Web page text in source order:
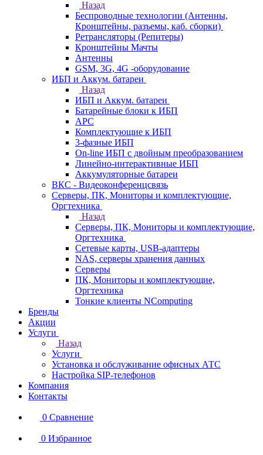
Назад
Беспроводные технологии (Антенны,
Кронштейны, разъемы, каб. сборки)
Ретрансляторы (Репитеры)
Кронштейны Мачты
Антенны
GSM, 3G, 4G -оборудование
ИБП и Аккум. батареи
Назад
ИБП и Аккум. батареи
Батарейные блоки к ИБП
APC
Комплектующие к ИБП
3-фазные ИБП
On-line ИБП с двойным преобразованием
Линейно-интерактивные ИБП
Аккумуляторные батареи
ВКС - Видеоконференцсвязь
Серверы, ПК, Мониторы и комплектующие,
Оргтехника
Назад
Серверы, ПК, Мониторы и комплектующие,
Оргтехника
Сетевые карты, USB-адаптеры
NAS, серверы хранения данных
Серверы
ПК, Мониторы и комплектующие,
Оргтехника
Тонкие клиенты NComputing
Бренды
Акции
Услуги
Назад
Услуги
Установка и обслуживание офисных АТС
Настройка SIP-телефонов
Компания
Контакты
0 Сравнение
0 Избранное